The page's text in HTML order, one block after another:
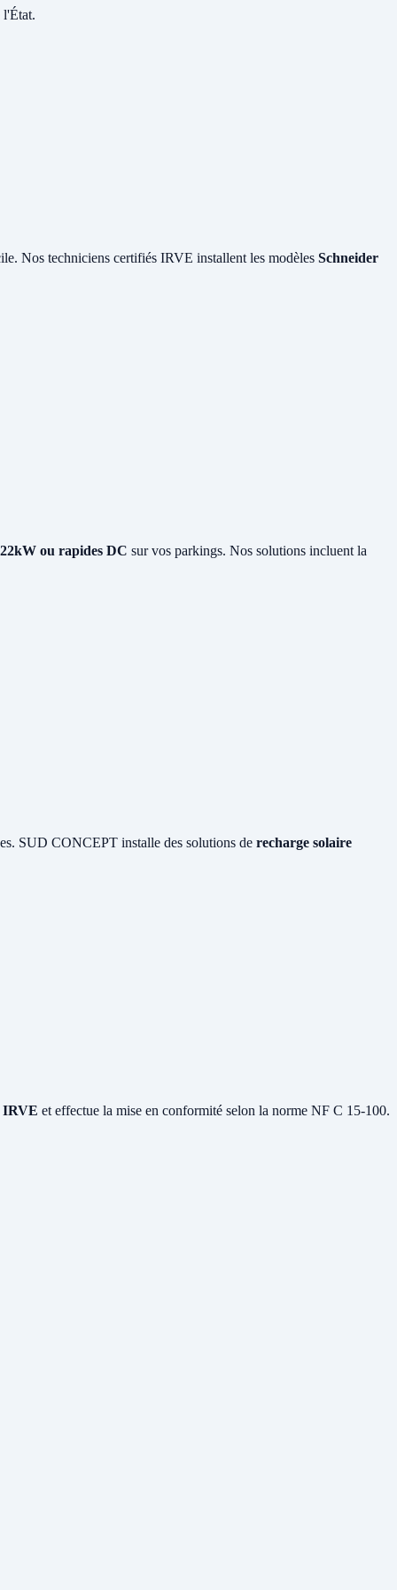
l'État.
Nos techniciens certifiés IRVE installent les modèles Schneider
22kW ou rapides DC sur vos parkings. Nos solutions incluent la
SUD CONCEPT installe des solutions de recharge solaire
IRVE et effectue la mise en conformité selon la norme NF C 15-100.